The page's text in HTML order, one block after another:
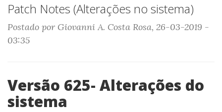
Patch Notes (Alterações no sistema)
Postado por Giovanni A. Costa Rosa, 26-03-2019 -
03:35
Versão 625- Alterações do
sistema